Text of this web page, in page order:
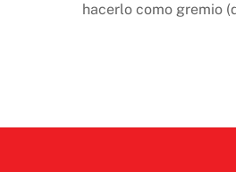
hacerlo como gremio